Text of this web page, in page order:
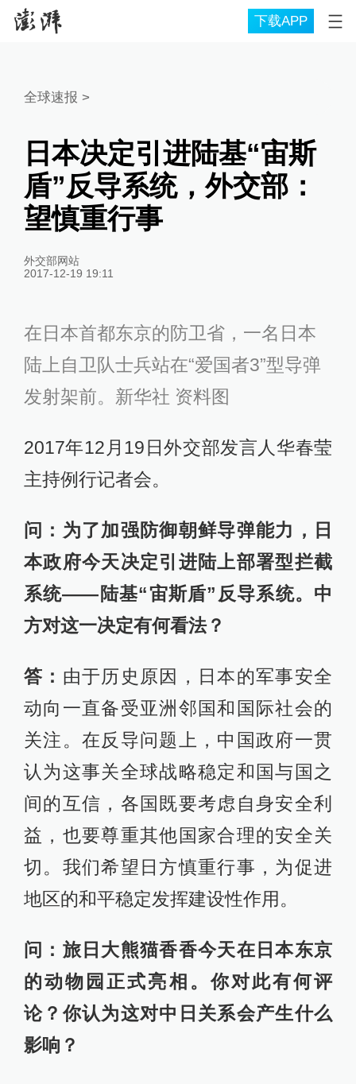
下载APP
全球速报 >
日本决定引进陆基“宙斯
盾”反导系统，外交部：
望慎重行事
外交部网站
2017-12-19 19:11
在日本首都东京的防卫省，一名日本
陆上自卫队士兵站在“爱国者3”型导弹
发射架前。新华社 资料图
2017年12月19日外交部发言人华春莹
主持例行记者会。
问：为了加强防御朝鲜导弹能力，日
本政府今天决定引进陆上部署型拦截
系统——陆基“宙斯盾”反导系统。中
方对这一决定有何看法？
答： 由于历史原因，日本的军事安全
动向一直备受亚洲邻国和国际社会的
关注。在反导问题上，中国政府一贯
认为这事关全球战略稳定和国与国之
间的互信，各国既要考虑自身安全利
益，也要尊重其他国家合理的安全关
切。我们希望日方慎重行事，为促进
地区的和平稳定发挥建设性作用。
问：旅日大熊猫香香今天在日本东京
的动物园正式亮相。你对此有何评
论？你认为这对中日关系会产生什么
影响？